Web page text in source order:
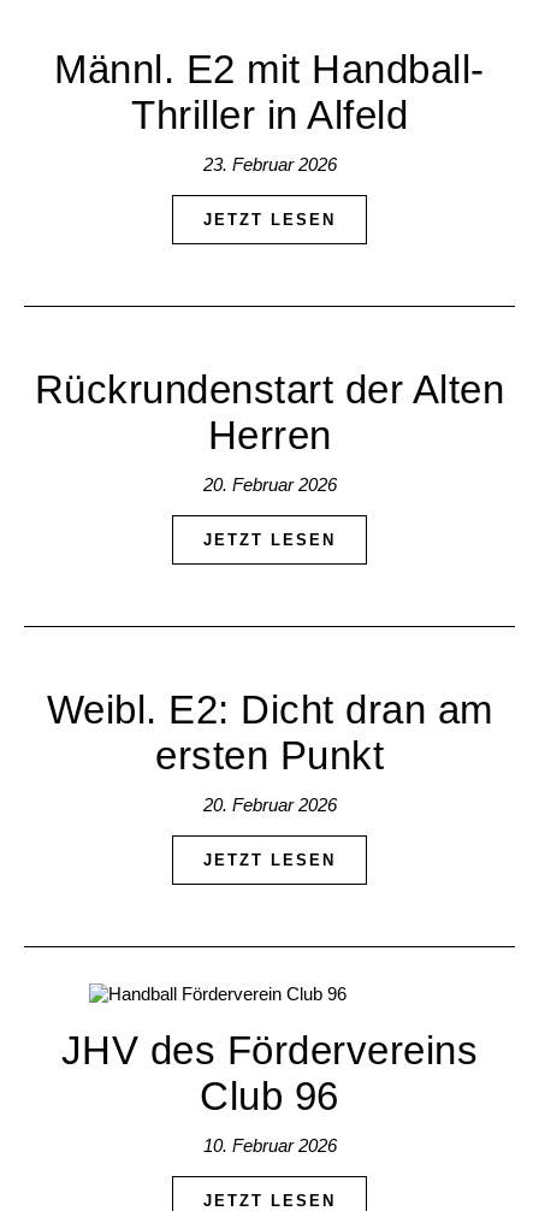
Männl. E2 mit Handball-
Thriller in Alfeld
23. Februar 2026
JETZT LESEN
Rückrundenstart der Alten
Herren
20. Februar 2026
JETZT LESEN
Weibl. E2: Dicht dran am
ersten Punkt
20. Februar 2026
JETZT LESEN
JHV des Fördervereins
Club 96
10. Februar 2026
JETZT LESEN